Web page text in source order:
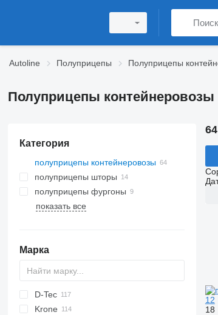
Autoline Полуприцепы Полуприцепы
Полуприцепы контейнеровозы
Категория
полуприцепы контейнеровозы
полуприцепы шторы
полуприцепы фургоны
показать все
Марка
2 series
3 series
ADR
BPO
CCS
D-Tec
CT
EF
ADR
SDS
T-series
SB
Krone
12
18